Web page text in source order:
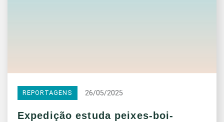
REPORTAGENS 26/05/2025
Expedição estuda peixes-boi-